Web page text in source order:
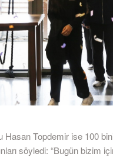
Topdemir ise 100
söyledi: “Bugün bizim